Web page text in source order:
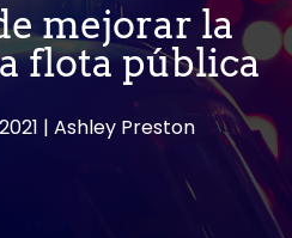
mejorar la
flota pública
Ashley Preston